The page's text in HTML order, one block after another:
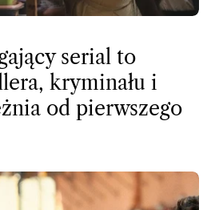
serial to
kryminału i
od pierwszego